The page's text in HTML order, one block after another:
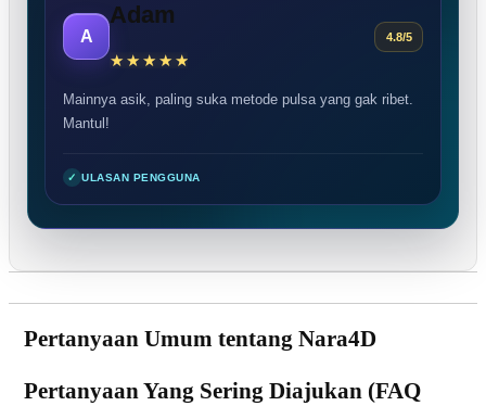
A
Adam
4.8/5
Mainnya asik, paling suka metode pulsa yang gak ribet.
Mantul!
✓ ULASAN PENGGUNA
Pertanyaan Umum tentang Nara4D
Pertanyaan Yang Sering Diajukan (FAQ